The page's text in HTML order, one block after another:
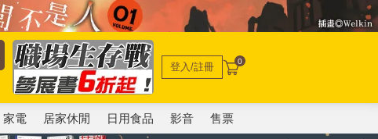
登入/註冊 0
家電 居家休閒 日用食品 影音 售票